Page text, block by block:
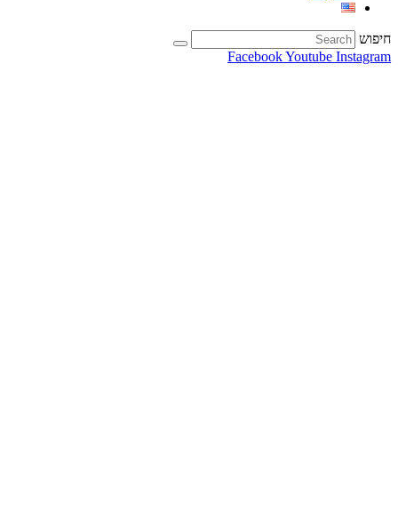
חיפוש
FacebookYoutube Instagram